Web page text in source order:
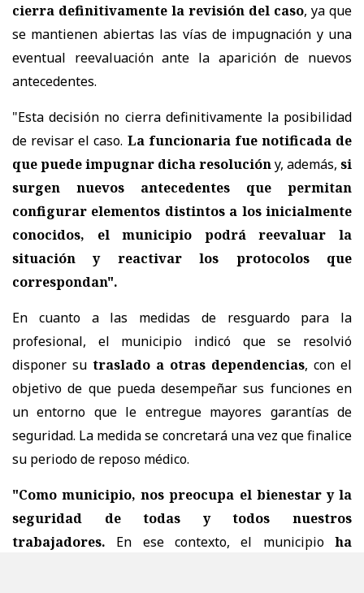
cierra definitivamente la revisión del caso, ya que
se mantienen abiertas las vías de impugnación y una
eventual reevaluación ante la aparición de nuevos
antecedentes.
"Esta decisión no cierra definitivamente la posibilidad
de revisar el caso. La funcionaria fue notificada de
que puede impugnar dicha resolucióny, además, si
surgen nuevos antecedentes que permitan
configurar elementos distintos a los inicialmente
conocidos, el municipio podrá reevaluar la
situación y reactivar los protocolos que
correspondan".
En cuanto a las medidas de resguardo para la
profesional, el municipio indicó que se resolvió
disponer su traslado a otras dependencias, con el
objetivo de que pueda desempeñar sus funciones en
un entorno que le entregue mayores garantías de
seguridad. La medida se concretará una vez que finalice
su periodo de reposo médico.
"Como municipio, nos preocupa el bienestar y la
seguridad de todas y todos nuestros
trabajadores. En ese contexto, el municipio ha